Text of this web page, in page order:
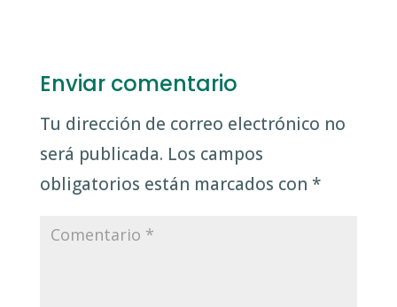
Enviar comentario
Tu dirección de correo electrónico no
será publicada. Los campos
obligatorios están marcados con *